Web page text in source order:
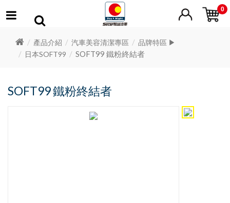
0
產品介紹 汽車美容清潔專區
品牌特區 ▶
日本SOFT99
SOFT99 鐵粉終結者
SOFT99 鐵粉終結者